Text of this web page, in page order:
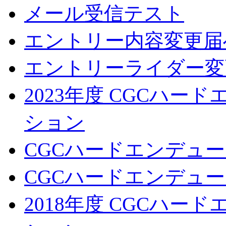
メール受信テスト
エントリー内容変更
エントリーライダー
2023年度 CGCハード
ション
CGCハードエンデュ
CGCハードエンデュ
2018年度 CGCハード